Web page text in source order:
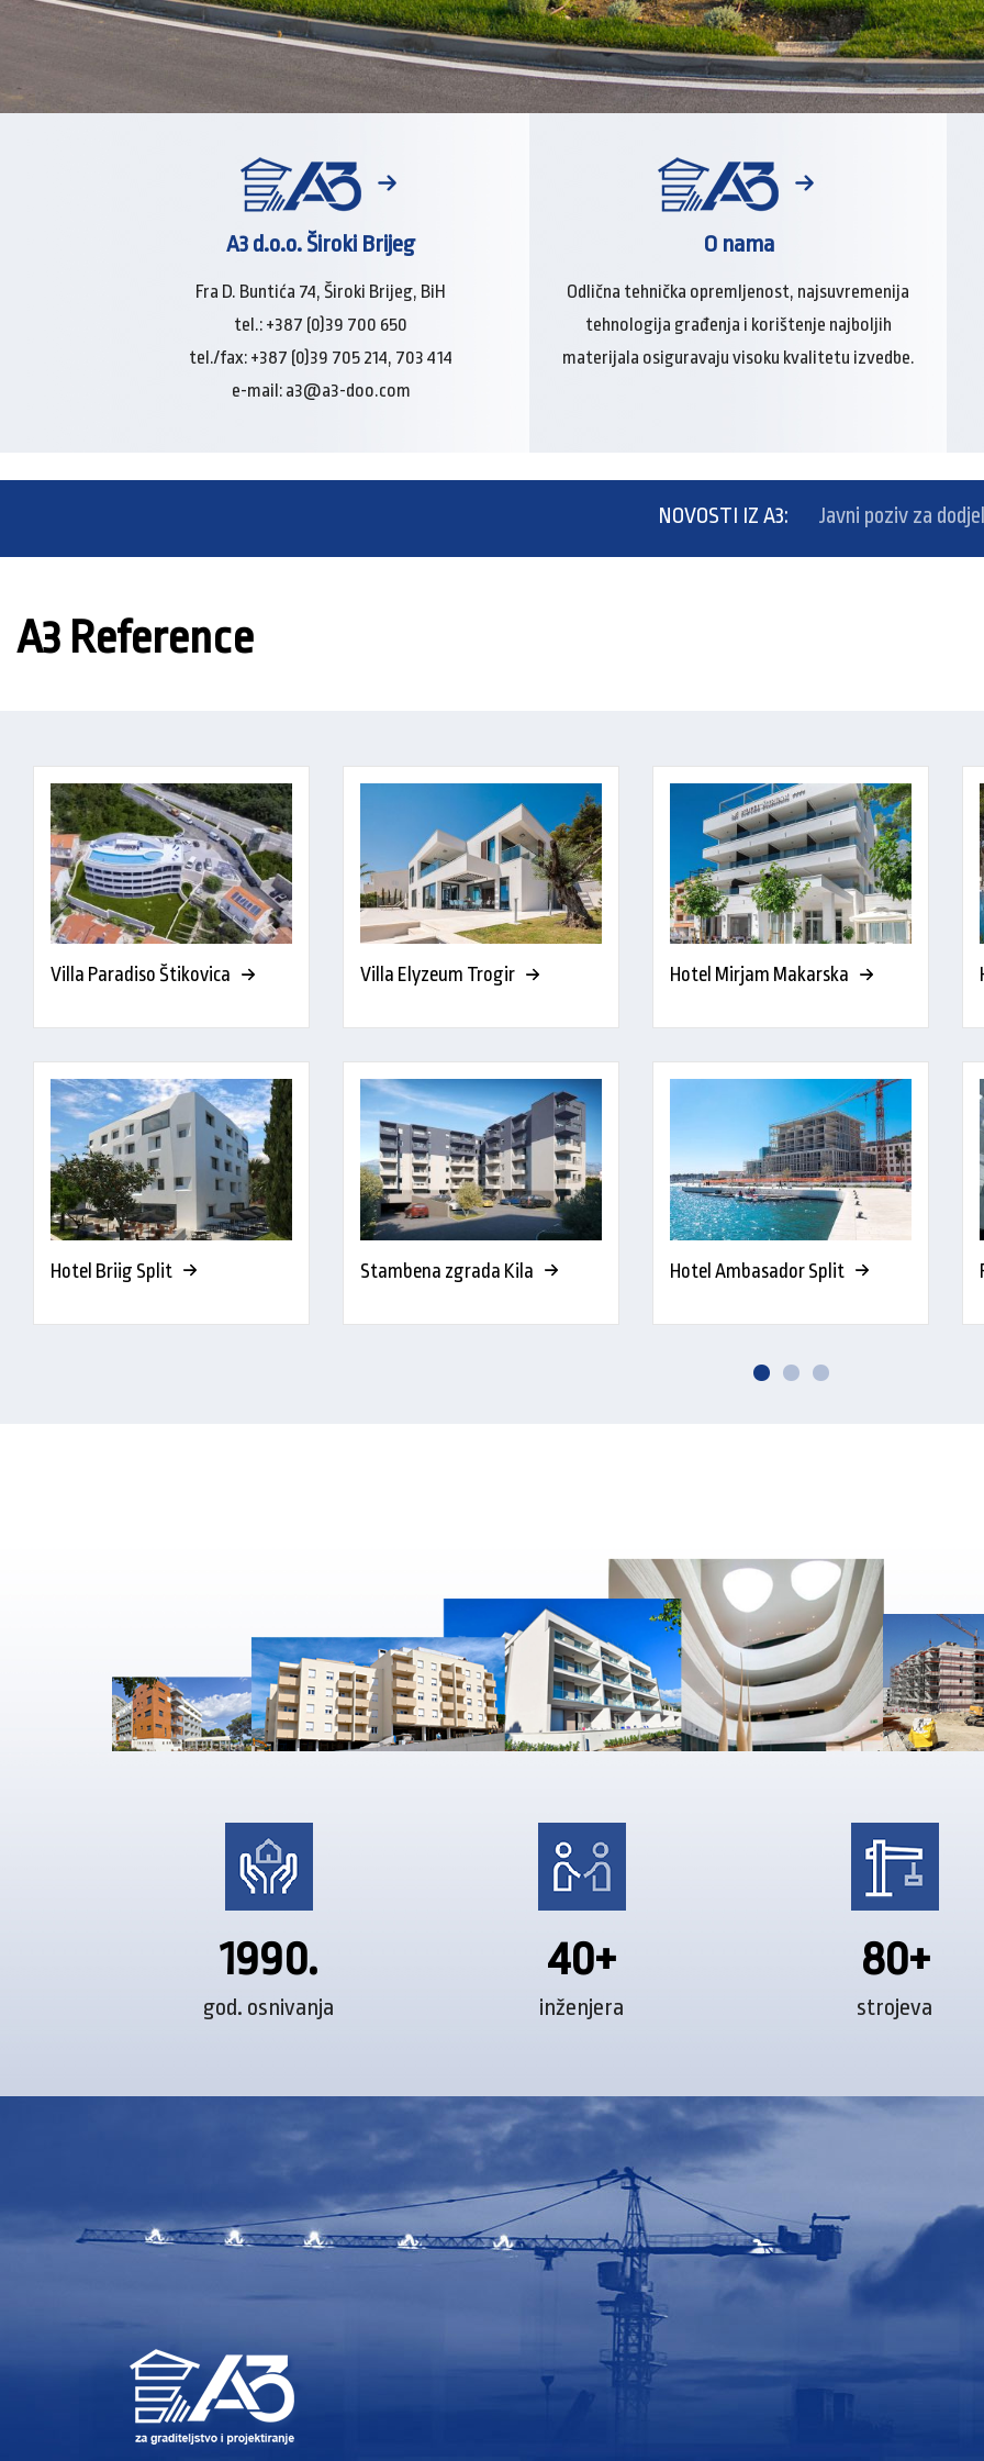
A3 d.o.o. Široki Brijeg
Fra D. Buntića 74, Široki Brijeg, BiH
tel.: +387 (0)39 700 650
tel./fax: +387 (0)39 705 214, 703 414
e-mail: a3@a3-doo.com
O nama
Odlična tehnička opremljenost, najsuvremenija
tehnologija građenja i korištenje najboljih
materijala osiguravaju visoku kvalitetu izvedbe.
NOVOSTI IZ A3: Javni poziv za dodjelu
A3 Reference
Villa Paradiso Štikovica
Hotel Briig Split
Villa Elyzeum Trogir
Stambena zgrada Kila
Hotel Mirjam Makarska
Hotel Ambasador Split
1990.
god. osnivanja
40+
inženjera
80+
strojeva